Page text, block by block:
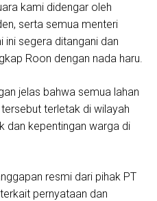
kami didengar oleh
serta semua menteri
segera ditangani dan
Roon dengan nada haru.
jelas bahwa semua lahan
terletak di wilayah
dan kepentingan warga di
resmi dari pihak PT
pernyataan dan